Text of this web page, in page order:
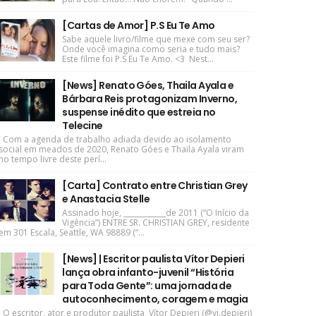
[Cartas de Amor] P.S Eu Te Amo
Sabe aquele livro/filme que mexe com seu ser?
Onde você imagina como seria e tudo mais?
Este filme foi P.S Eu Te Amo. <3 Nest...
[News] Renato Góes, Thaila Ayala e
Bárbara Reis protagonizam Inverno,
suspense inédito que estreia no
Telecine
Com a agenda de trabalho adiada devido ao isolamento
social em meados de 2020, Renato Góes e Thaila Ayala viram
no tempo livre deste perí...
[Carta] Contrato entre Christian Grey
e Anastacia Stelle
Assinado hoje, ____________de 2011 (“O Início da
Vigência”) ENTRE SR. CHRISTIAN GREY, residente
em 301 Escala, Seattle, WA 98889 (“...
[News] | Escritor paulista Vítor Depieri
lança obra infanto-juvenil “História
para Toda Gente”: uma jornada de
autoconhecimento, coragem e magia
O escritor, ator e produtor paulista Vítor Depieri (@vi.depieri)